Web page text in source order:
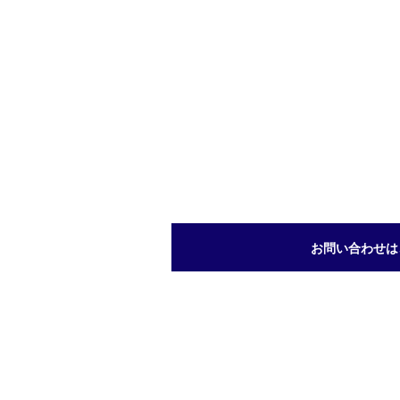
お問い合わせ